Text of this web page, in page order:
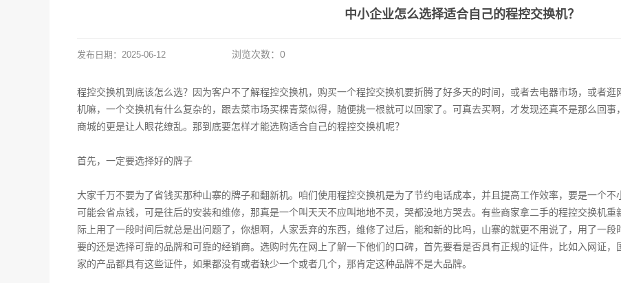
中小企业怎么选择适合自己的程控交换机？
发布日期： 2025-06-12 浏览次数： 0
程控交换机到底该怎么选？因为客户不了解程控交换机，购买一个程控交换机要折腾了好多天的时间，或者去电器市场，或者
机嘛，一个交换机有什么复杂的，跟去菜市场买棵青菜似得，随便挑一根就可以回家了。可真去买啊，才发现还真不是那么回
商城的更是让人眼花缭乱。那到底要怎样才能选购适合自己的程控交换机呢？
首先，一定要选择好的牌子
大家千万不要为了省钱买那种山寨的牌子和翻新机。咱们使用程控交换机是为了节约电话成本，并且提高工作效率，要是一个
可能会省点钱，可是往后的安装和维修，那真是一个叫天天不应叫地地不灵，哭都没地方哭去。有些商家拿二手的程控交换机
际上用了一段时间后就总是出问题了，你想啊，人家丢弃的东西，维修了过后，能和新的比吗，山寨的就更不用说了，用了一
要的还是选择可靠的品牌和可靠的经销商。选购时先在网上了解一下他们的口碑，首先要看是否具有正规的证件，比如入网证
家的产品都具有这些证件，如果都没有或者缺少一个或者几个，那肯定这种品牌不是大品牌。